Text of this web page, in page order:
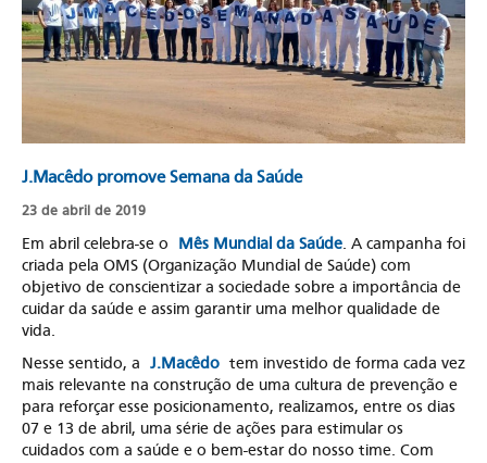
J.Macêdo promove Semana da Saúde
23 de abril de 2019
Em abril celebra-se o Mês Mundial da Saúde . A campanha foi
criada pela OMS (Organização Mundial de Saúde) com
objetivo de conscientizar a sociedade sobre a importância de
cuidar da saúde e assim garantir uma melhor qualidade de
vida.
Nesse sentido, a J.Macêdo tem investido de forma cada vez
mais relevante na construção de uma cultura de prevenção e
para reforçar esse posicionamento, realizamos, entre os dias
07 e 13 de abril, uma série de ações para estimular os
cuidados com a saúde e o bem-estar do nosso time. Com